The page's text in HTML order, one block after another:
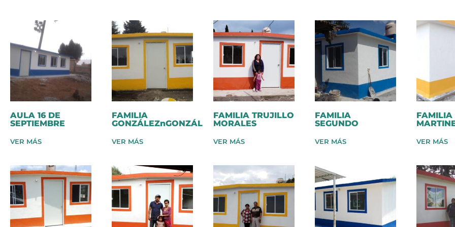
AULA 16 DE
SEPTIEMBRE
VER MÁS
FAMILIA
GONZÁLEZnGONZÁLEZ
VER MÁS
FAMILIA TRUJILLO
MORALES
VER MÁS
FAMILIA
SEGUNDO
VER MÁS
FAMILIA
VER MÁS